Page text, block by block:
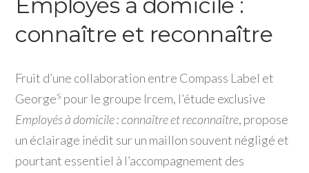
connaître et reconnaître
Fruit d’une collaboration entre Compass Label et
Georges pour le groupe Ircem, l’étude exclusive
Employés à domicile : connaître et reconnaître, propose
un éclairage inédit sur un maillon souvent négligé et
pourtant essentiel à l’accompagnement des